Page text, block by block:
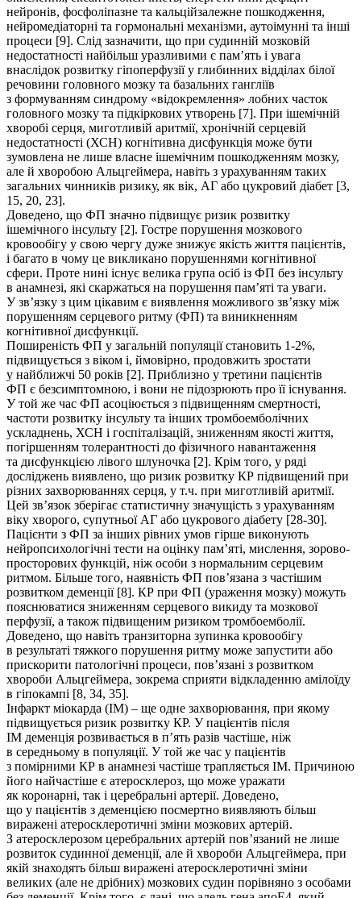
нейронів, фосфоліпазне та кальційзалежне пошкодження,
нейромедіаторні та гормональні механізми, аутоімунні та інші
процеси [9]. Слід зазначити, що при судинній мозковій
недостатності найбільш уразливими є пам’ять і увага
внаслідок розвитку гіпоперфузії у глибинних відділах білої
речовини головного мозку та базальних гангліїв
з формуванням синдрому «відокремлення» лобних часток
головного мозку та підкіркових утворень [7]. При ішемічній
хворобі серця, миготливій аритмії, хронічній серцевій
недостатності (ХСН) когнітивна дисфункція може бути
зумовлена не лише власне ішемічним пошкодженням мозку,
але й хворобою Альцгеймера, навіть з урахуванням таких
загальних чинників ризику, як вік, АГ або цукровий діабет [3,
15, 20, 23].
Доведено, що ФП значно підвищує ризик розвитку
ішемічного інсульту [2]. Гостре порушення мозкового
кровообігу у свою чергу дуже знижує якість життя пацієнтів,
і багато в чому це викликано порушеннями когнітивної
сфери. Проте нині існує велика група осіб із ФП без інсульту
в анамнезі, які скаржаться на порушення пам’яті та уваги.
У зв’язку з цим цікавим є виявлення можливого зв’язку між
порушенням серцевого ритму (ФП) та виникненням
когнітивної дисфункції.
Поширеність ФП у загальній популяції становить 1-2%,
підвищується з віком і, ймовірно, продовжить зростати
у найближчі 50 років [2]. Приблизно у третини пацієнтів
ФП є безсимптомною, і вони не підозрюють про її існування.
У той же час ФП асоціюється з підвищенням смертності,
частоти розвитку інсульту та інших тромбоемболічних
ускладнень, ХСН і госпіталізацій, зниженням якості життя,
погіршенням толерантності до фізичного навантаження
та дисфункцією лівого шлуночка [2]. Крім того, у ряді
досліджень виявлено, що ризик розвитку КР підвищений при
різних захворюваннях серця, у т.ч. при миготливій аритмії.
Цей зв’язок зберігає статистичну значущість з урахуванням
віку хворого, супутньої АГ або цукрового діабету [28-30].
Пацієнти з ФП за інших рівних умов гірше виконують
нейропсихологічні тести на оцінку пам’яті, мислення, зорово-
просторових функцій, ніж особи з нормальним серцевим
ритмом. Більше того, наявність ФП пов’язана з частішим
розвитком деменції [8]. КР при ФП (ураження мозку) можуть
пояснюватися зниженням серцевого викиду та мозкової
перфузії, а також підвищеним ризиком тромбоемболії.
Доведено, що навіть транзиторна зупинка кровообігу
в результаті тяжкого порушення ритму може запустити або
прискорити патологічні процеси, пов’язані з розвитком
хвороби Альцгеймера, зокрема сприяти відкладенню амілоїду
в гіпокампі [8, 34, 35].
Інфаркт міокарда (ІМ) – ще одне захворювання, при якому
підвищується ризик розвитку КР. У пацієнтів після
ІМ деменція розвивається в п’ять разів частіше, ніж
в середньому в популяції. У той же час у пацієнтів
з помірними КР в анамнезі частіше трапляється ІМ. Причиною
його найчастіше є атеросклероз, що може уражати
як коронарні, так і церебральні артерії. Доведено,
що у пацієнтів з деменцією посмертно виявляють більш
виражені атеросклеротичні зміни мозкових артерій.
З атеросклерозом церебральних артерій пов’язаний не лише
розвиток судинної деменції, але й хвороби Альцгеймера, при
якій знаходять більш виражені атеросклеротичні зміни
великих (але не дрібних) мозкових судин порівняно з особами